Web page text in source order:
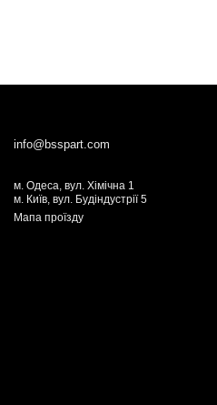
info@bsspart.com
м. Одеса, вул. Хімічна 1
м. Київ, вул. Будіндустрії 5
Мапа проїзду